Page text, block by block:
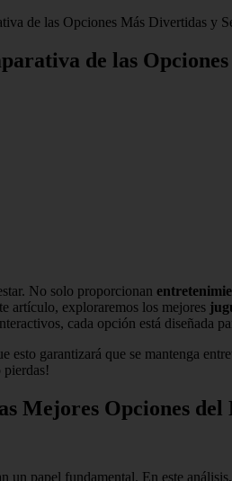
de las Opciones Más Divertidas y
de las
No solo proporcionan
artículo, exploraremos los mejores
cada opción está diseñada
esto garantizará que se mantenga
pierdas!
Mejores Opciones del
un papel fundamental. En este